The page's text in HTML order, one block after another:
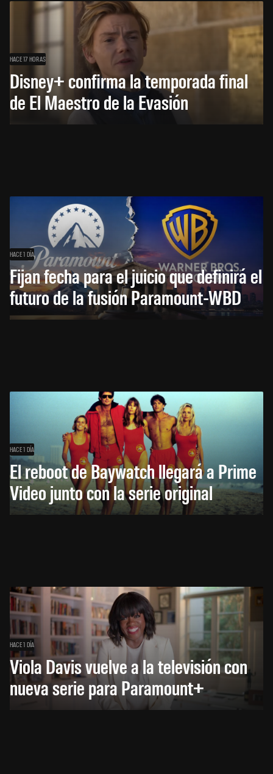
HACE 17 HORAS
Disney+ confirma la temporada final
de El Maestro de la Evasión
HACE 1 DÍA
Fijan fecha para el juicio que definirá el
futuro de la fusión Paramount-WBD
HACE 1 DÍA
El reboot de Baywatch llegará a Prime
Video junto con la serie original
HACE 1 DÍA
Viola Davis vuelve a la televisión con
nueva serie para Paramount+